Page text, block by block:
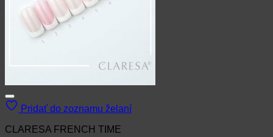
Pridať do zoznamu želaní
CLARESA FRENCH TIME